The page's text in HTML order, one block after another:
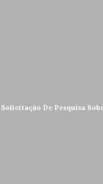
Solicitação De Pesquisa